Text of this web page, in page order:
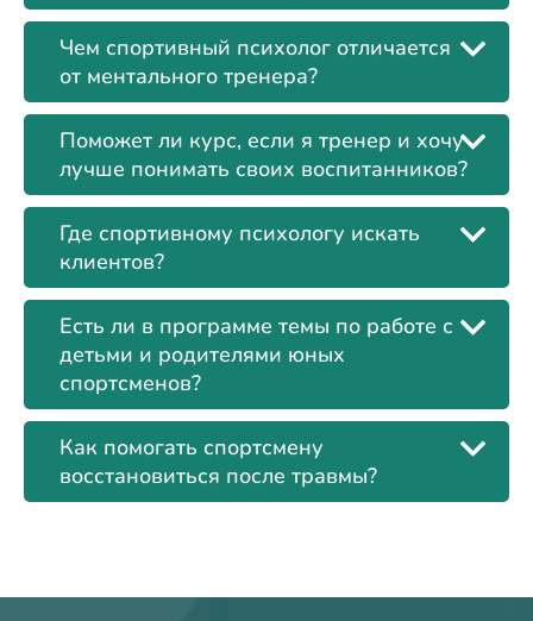
Чем спортивный психолог отличается
от ментального тренера?
Поможет ли курс, если я тренер и хочу
лучше понимать своих воспитанников?
Где спортивному психологу искать
клиентов?
Есть ли в программе темы по работе с
детьми и родителями юных
спортсменов?
Как помогать спортсмену
восстановиться после травмы?